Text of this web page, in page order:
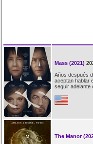
Mass (2021)
Años después
aceptan hablar
seguir adelante
The Manor